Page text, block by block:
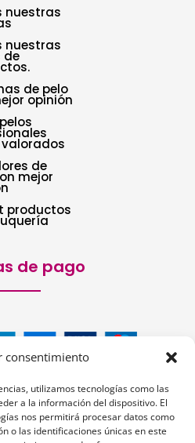
consentimiento
utilizamos tecnologías como las
a la información del dispositivo. El
nos permitirá procesar datos como
o las identificaciones únicas en este
nuestras
nuestras
de
de pelo
opinión
de
mejor
productos
de pago